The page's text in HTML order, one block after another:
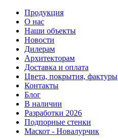
Продукция
О нас
Наши объекты
Новости
Дилерам
Архитекторам
Доставка и оплата
Цвета, покрытия, фактуры
Контакты
Блог
В наличии
Разработки 2026
Подпорные стенки
Маскот - Новалурчик